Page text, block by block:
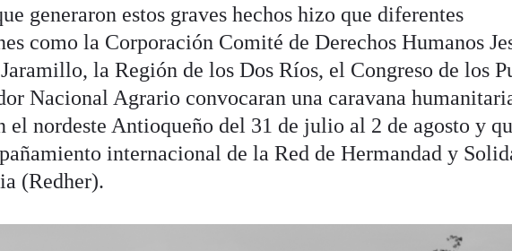
generaron estos graves hechos hizo que diferentes
como la Corporación Comité de Derechos Humanos
la Región de los Dos Ríos, el Congreso de los
Nacional Agrario convocaran una caravana
el nordeste Antioqueño del 31 de julio al 2 de agosto y
internacional de la Red de Hermandad y
(Redher).